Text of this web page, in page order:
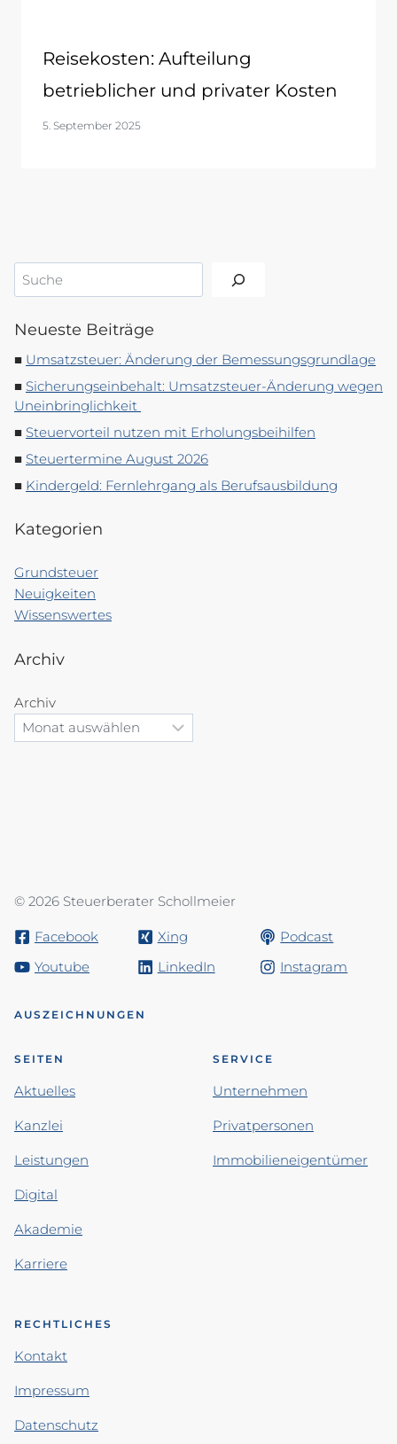
Reisekosten: Aufteilung
betrieblicher und privater Kosten
5. September 2025
Suchen
Neueste Beiträge
Umsatzsteuer: Änderung der Bemessungsgrundlage
Sicherungseinbehalt: Umsatzsteuer-Änderung wegen
Uneinbringlichkeit
Steuervorteil nutzen mit Erholungsbeihilfen
Steuertermine August 2026
Kindergeld: Fernlehrgang als Berufsausbildung
Kategorien
Grundsteuer
Neuigkeiten
Wissenswertes
Archiv
Archiv
© 2026 Steuerberater Schollmeier
Facebook Xing
Podcast
Youtube
LinkedIn Instagram
AUSZEICHNUNGEN
SEITEN
Aktuelles
Kanzlei
Leistungen
Digital
Akademie
Karriere
SERVICE
Unternehmen
Privatpersonen
Immobilieneigentümer
RECHTLICHES
Kontakt
Impressum
Datenschutz